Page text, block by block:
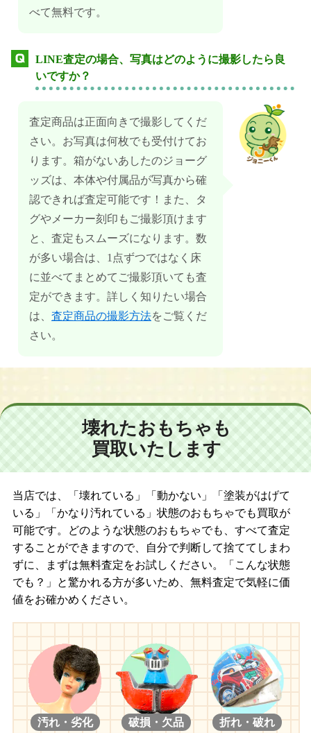
べて無料です。
LINE査定の場合、写真はどのように撮影したら良
いですか？
査定商品は正面向きで撮影してくだ
さい。お写真は何枚でも受付けてお
ります。箱がないあしたのジョーグ
ッズは、本体や付属品が写真から確
認できれば査定可能です！また、タ
グやメーカー刻印もご撮影頂けます
と、査定もスムーズになります。数
が多い場合は、1点ずつではなく床
に並べてまとめてご撮影頂いても査
定ができます。詳しく知りたい場合
は、 査定商品の撮影方法をご覧くだ
さい。
壊れたおもちゃも
買取いたします
当店では、「壊れている」「動かない」「塗装がはげて
いる」「かなり汚れている」状態のおもちゃでも買取が
可能です。どのような状態のおもちゃでも、すべて査定
することができますので、自分で判断して捨ててしまわ
ずに、まずは無料査定をお試しください。「こんな状態
でも？」と驚かれる方が多いため、無料査定で気軽に価
値をお確かめください。
汚れ・劣化 破損・欠品 折れ・破れ